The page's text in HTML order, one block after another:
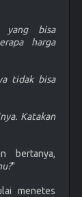
yang bisa
harga
tidak bisa
Katakan
bertanya,
"
menetes